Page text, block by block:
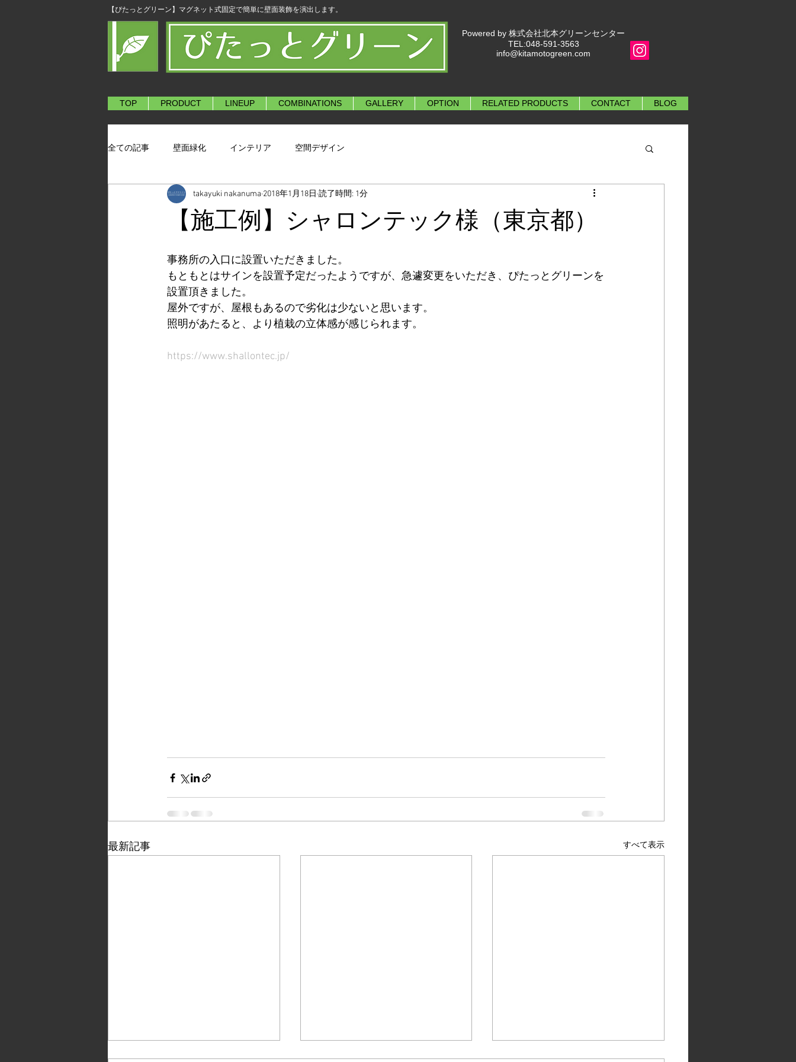
​【ぴたっとグリーン】マグネット式固定で簡単に壁面装飾を演出します。
Powered by 株式会社北本グリーンセンター
TEL:048-591-3563
info@kitamotogreen.com
TOP PRODUCT LINEUP COMBINATIONS GALLERY OPTION RELATED PRODUCTS CONTACT BLOG
全ての記事 壁面緑化 インテリア 空間デザイン
【施工例】シャロンテック様（東京都）
takayuki nakanuma 2018年1月18日 読了時間: 1分
事務所の入口に設置いただきました。
もともとはサインを設置予定だったようですが、急遽変更をいただき、ぴたっとグリーンを
設置頂きました。
屋外ですが、屋根もあるので劣化は少ないと思います。
照明があたると、より植栽の立体感が感じられます。
https://www.shallontec.jp/
最新記事 すべて表示